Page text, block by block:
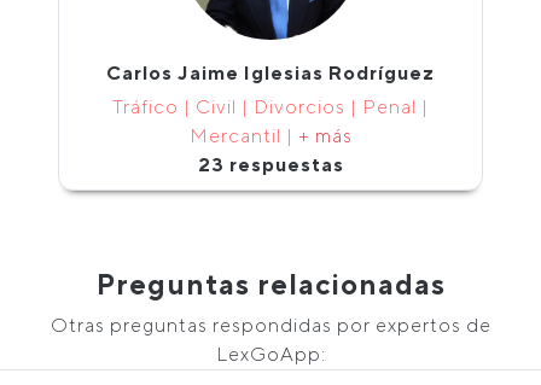
Carlos Jaime Iglesias Rodríguez
Tráfico | Civil | Divorcios | Penal |
Mercantil | + más
23 respuestas
Preguntas relacionadas
Otras preguntas respondidas por expertos de
LexGoApp: